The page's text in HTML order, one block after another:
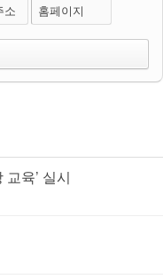
소 홈페이지
육’ 실시